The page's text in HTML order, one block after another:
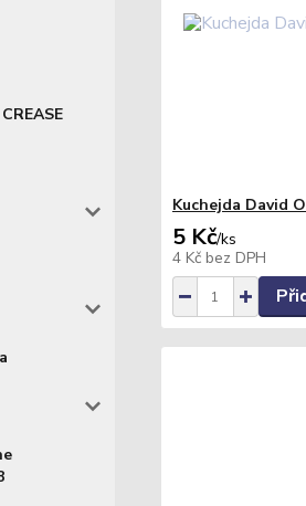
Kuchejda David
5 Kč/ks
4 Kč bez DPH